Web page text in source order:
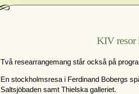
KIV resor
Två researrangemang står också på
En stockholmsresa i Ferdinand Bobergs
Saltsjöbaden samt Thielska galleriet.